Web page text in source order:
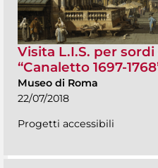
Visita L.I.S. per
“Canaletto 1697-
Museo di Roma
22/07/2018
Progetti accessibili